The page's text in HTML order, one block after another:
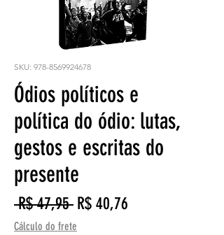
SKU: 978-8569924678
Ódios políticos e
política do ódio: lutas,
gestos e escritas do
presente
R$ 47,95 Preço
normal
R$ 40,76
Cálculo do frete